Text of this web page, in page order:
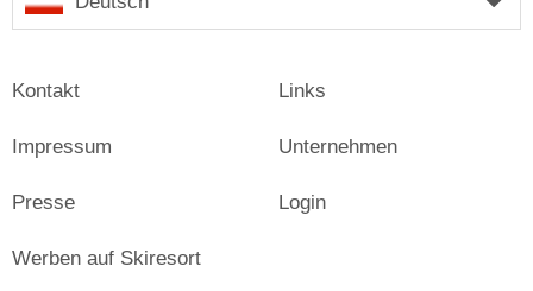
Kontakt
Impressum
Presse
Links
Unternehmen
Login
Werben auf Skiresort